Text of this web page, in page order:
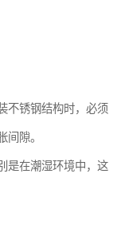
不锈钢结构时，必须
隙。
是在潮湿环境中，这